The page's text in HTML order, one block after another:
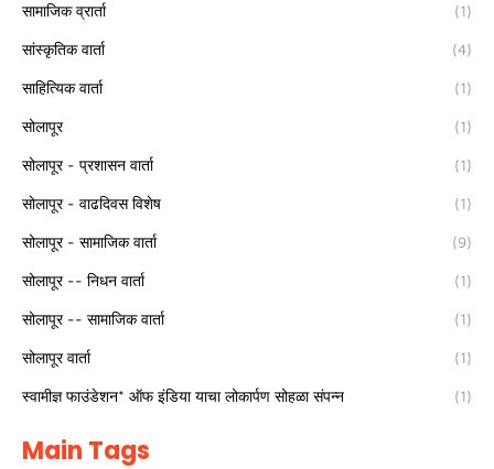
सामाजिक व्रार्ता (1)
सांस्कृतिक वार्ता (4)
साहित्यिक वार्ता (1)
सोलापूर (1)
सोलापूर - प्रशासन वार्ता (1)
सोलापूर - वाढदिवस विशेष (1)
सोलापूर - सामाजिक वार्ता (9)
सोलापूर -- निधन वार्ता (1)
सोलापूर -- सामाजिक वार्ता (1)
सोलापूर वार्ता (1)
स्वामीज्ञ फाउंडेशन* ऑफ इंडिया याचा लोकार्पण सोहळा संपन्न (1)
Main Tags